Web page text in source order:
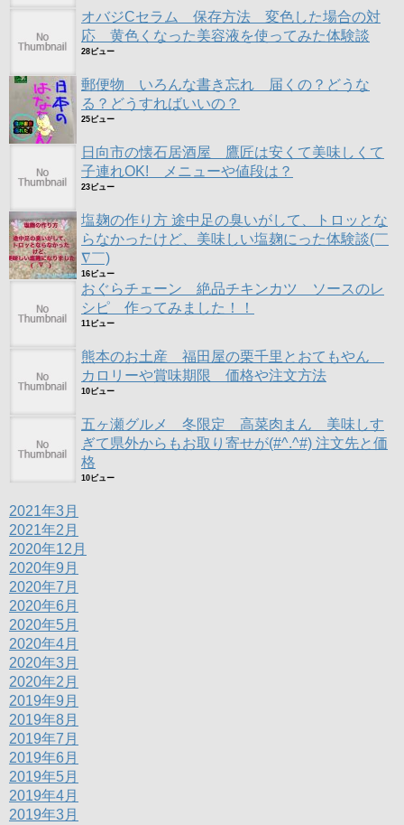
オバジCセラム 保存方法 変色した場合の対
応 黄色くなった美容液を使ってみた体験談
28ビュー
郵便物 いろんな書き忘れ 届くの？どうな
る？どうすればいいの？
25ビュー
日向市の懐石居酒屋 鷹匠は安くて美味しくて
子連れOK! メニューや値段は？
23ビュー
塩麹の作り方 途中足の臭いがして、トロッとな
らなかったけど、美味しい塩麹にった体験談(￣
∇￣)
16ビュー
おぐらチェーン 絶品チキンカツ ソースのレ
シピ 作ってみました！！
11ビュー
熊本のお土産 福田屋の栗千里とおてもやん
カロリーや賞味期限 価格や注文方法
10ビュー
五ヶ瀬グルメ 冬限定 高菜肉まん 美味しす
ぎて県外からもお取り寄せが(#^.^#) 注文先と価
格
10ビュー
2021年3月
2021年2月
2020年12月
2020年9月
2020年7月
2020年6月
2020年5月
2020年4月
2020年3月
2020年2月
2019年9月
2019年8月
2019年7月
2019年6月
2019年5月
2019年4月
2019年3月